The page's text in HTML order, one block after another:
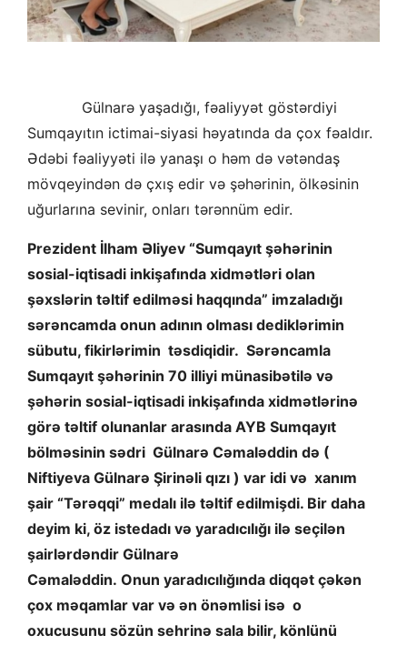
Gülnarə yaşadığı, fəaliyyət göstərdiyi
Sumqayıtın ictimai-siyasi həyatında da çox fəaldır.
Ədəbi fəaliyyəti ilə yanaşı o həm də vətəndaş
mövqeyindən də çxış edir və şəhərinin, ölkəsinin
uğurlarına sevinir, onları tərənnüm edir.
Prezident İlham Əliyev “Sumqayıt şəhərinin
sosial-iqtisadi inkişafında xidmətləri olan
şəxslərin təltif edilməsi haqqında” imzaladığı
sərəncamda onun adının olması dediklərimin
sübutu, fikirlərimin təsdiqidir. Sərəncamla
Sumqayıt şəhərinin 70 illiyi münasibətilə və
şəhərin sosial-iqtisadi inkişafında xidmətlərinə
görə təltif olunanlar arasında AYB Sumqayıt
bölməsinin sədri Gülnarə Cəmaləddin də (
Niftiyeva Gülnarə Şirinəli qızı ) var idi və xanım
şair “Tərəqqi” medalı ilə təltif edilmişdi. Bir daha
deyim ki, öz istedadı və yaradıcılığı ilə seçilən
şairlərdəndir Gülnarə
Cəmaləddin. Onun yaradıcılığında diqqət çəkən
çox məqamlar var və ən önəmlisi isə o
oxucusunu sözün sehrinə sala bilir, könlünü